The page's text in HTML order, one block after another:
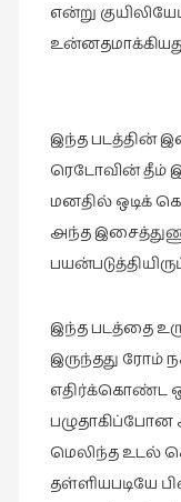
என்று
இந்த படத்தின்
ரெடோவின் தீம்
மனதில் ஒடிக்
அந்த
இந்த படத்தை
இருந்தது ரோம்
எதிர்க்கொண்ட
மெலிந்த உடல்
தள்ளியபடியே